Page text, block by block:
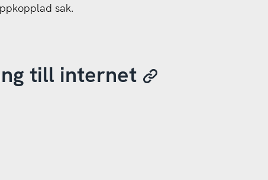
sak.
till internet